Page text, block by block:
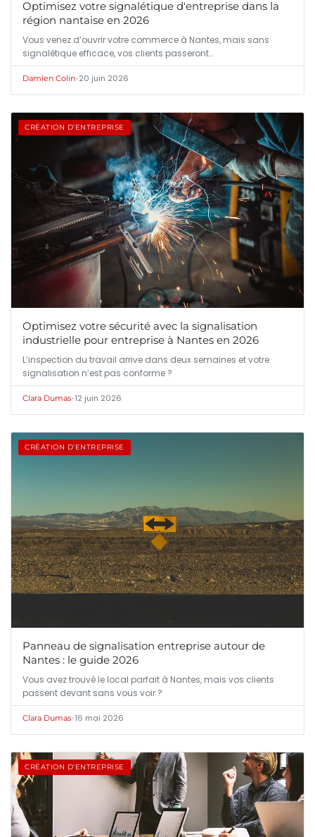
Optimisez votre signalétique d'entreprise dans la
région nantaise en 2026
Vous venez d’ouvrir votre commerce à Nantes, mais sans
signalétique efficace, vos clients passeront…
Damien Colin•20 juin 2026
CRÉATION D’ENTREPRISE
Optimisez votre sécurité avec la signalisation
industrielle pour entreprise à Nantes en 2026
L’inspection du travail arrive dans deux semaines et votre
signalisation n’est pas conforme ?
Clara Dumas•12 juin 2026
CRÉATION D’ENTREPRISE
Panneau de signalisation entreprise autour de
Nantes : le guide 2026
Vous avez trouvé le local parfait à Nantes, mais vos clients
passent devant sans vous voir ?
Clara Dumas•16 mai 2026
CRÉATION D’ENTREPRISE